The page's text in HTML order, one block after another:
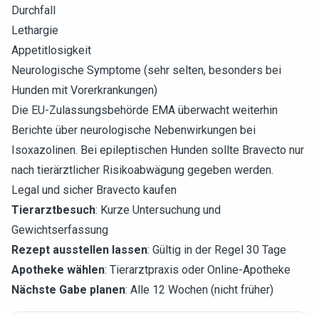
Durchfall
Lethargie
Appetitlosigkeit
Neurologische Symptome (sehr selten, besonders bei
Hunden mit Vorerkrankungen)
Die EU-Zulassungsbehörde EMA überwacht weiterhin
Berichte über neurologische Nebenwirkungen bei
Isoxazolinen. Bei epileptischen Hunden sollte Bravecto nur
nach tierärztlicher Risikoabwägung gegeben werden.
Legal und sicher Bravecto kaufen
Tierarztbesuch: Kurze Untersuchung und
Gewichtserfassung
Rezept ausstellen lassen: Gültig in der Regel 30 Tage
Apotheke wählen: Tierarztpraxis oder Online-Apotheke
Nächste Gabe planen: Alle 12 Wochen (nicht früher)